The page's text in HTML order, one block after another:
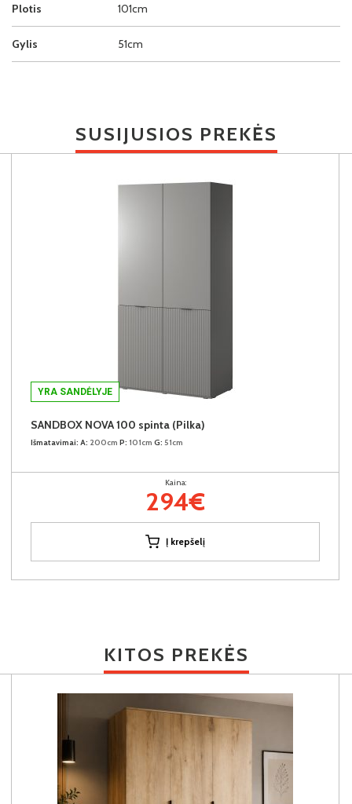
Plotis 101cm
Gylis 51cm
SUSIJUSIOS PREKĖS
YRA SANDĖLYJE
SANDBOX NOVA 100 spinta (Pilka)
Išmatavimai: A: 200cm P: 101cm G: 51cm
Kaina:
294€
Į krepšelį
KITOS PREKĖS